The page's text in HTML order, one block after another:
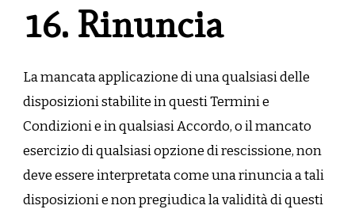
16. Rinuncia
La mancata applicazione di una qualsiasi delle
disposizioni stabilite in questi Termini e
Condizioni e in qualsiasi Accordo, o il mancato
esercizio di qualsiasi opzione di rescissione, non
deve essere interpretata come una rinuncia a tali
disposizioni e non pregiudica la validità di questi